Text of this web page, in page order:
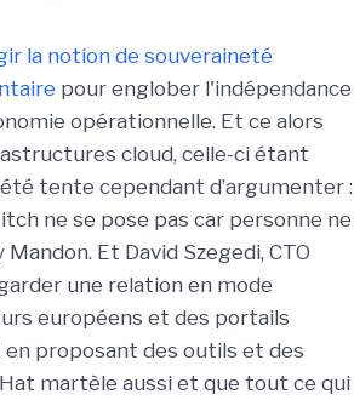
la notion de souveraineté
pour englober l'indépendance
opérationnelle. Et ce alors
cloud, celle-ci étant
tente cependant d’argumenter :
ne se pose pas car personne ne
Et David Szegedi, CTO
une relation en mode
européens et des portails
proposant des outils et des
martèle aussi et que tout ce qui